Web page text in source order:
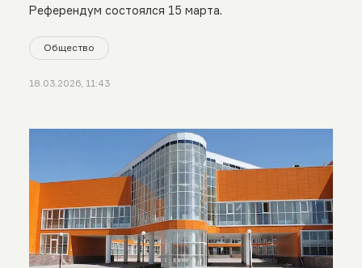
Референдум состоялся 15 марта.
Общество
18.03.2026, 11:43